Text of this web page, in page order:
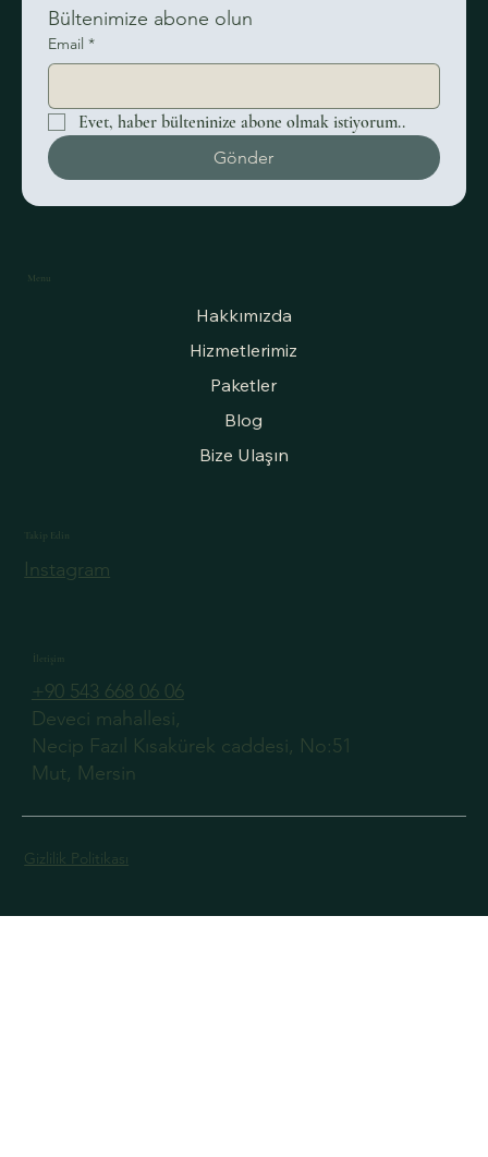
Düğün Davetiyesi Modelleri ve Davetiyede
Trend Modeller
Takip Edin
Instagram
Bültenimize abone olun
Email *
Evet, haber bülteninize abone olmak istiyorum..
Gönder
Menu
Hakkımızda
Hizmetlerimiz
Paketler
Blog
Bize Ulaşın
İletişim
+90 543 668 06 06
Deveci mahallesi,
Necip Fazıl Kısakürek caddesi, No:51
Mut, Mersin
Gizlilik Politikası